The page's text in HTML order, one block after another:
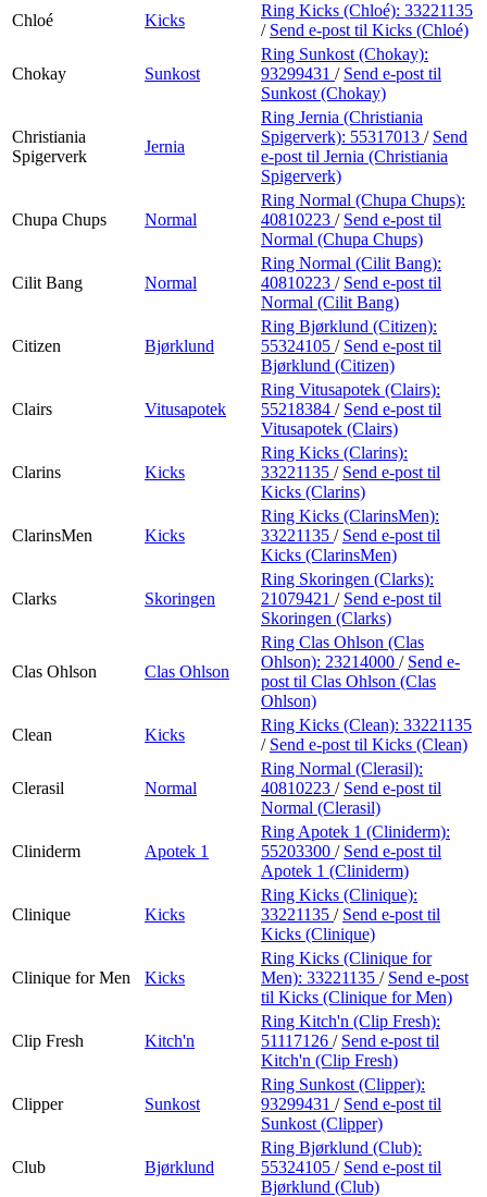
Chloé Kicks
Ring Kicks (Chloé): 33221135
/ Send e-post til Kicks (Chloé)
Chokay Sunkost
Ring Sunkost (Chokay):
93299431 / Send e-post til
Sunkost (Chokay)
Christiania
Spigerverk
Jernia
Ring Jernia (Christiania
Spigerverk): 55317013 / Send
e-post til Jernia (Christiania
Spigerverk)
Chupa Chups Normal
Ring Normal (Chupa Chups):
40810223 / Send e-post til
Normal (Chupa Chups)
Cilit Bang Normal
Ring Normal (Cilit Bang):
40810223 / Send e-post til
Normal (Cilit Bang)
Citizen Bjørklund
Ring Bjørklund (Citizen):
55324105 / Send e-post til
Bjørklund (Citizen)
Clairs Vitusapotek
Ring Vitusapotek (Clairs):
55218384 / Send e-post til
Vitusapotek (Clairs)
Clarins Kicks
Ring Kicks (Clarins):
33221135 / Send e-post til
Kicks (Clarins)
ClarinsMen Kicks
Ring Kicks (ClarinsMen):
33221135 / Send e-post til
Kicks (ClarinsMen)
Clarks Skoringen
Ring Skoringen (Clarks):
21079421 / Send e-post til
Skoringen (Clarks)
Clas Ohlson Clas Ohlson
Ring Clas Ohlson (Clas
Ohlson): 23214000 / Send e-
post til Clas Ohlson (Clas
Ohlson)
Clean
Kicks
Ring Kicks (Clean): 33221135
/ Send e-post til Kicks (Clean)
Clerasil Normal
Ring Normal (Clerasil):
40810223 / Send e-post til
Normal (Clerasil)
Cliniderm Apotek 1
Ring Apotek 1 (Cliniderm):
55203300 / Send e-post til
Apotek 1 (Cliniderm)
Clinique Kicks
Ring Kicks (Clinique):
33221135 / Send e-post til
Kicks (Clinique)
Clinique for Men Kicks
Ring Kicks (Clinique for
Men): 33221135 / Send e-post
til Kicks (Clinique for Men)
Clip Fresh Kitch'n
Ring Kitch'n (Clip Fresh):
51117126 / Send e-post til
Kitch'n (Clip Fresh)
Clipper Sunkost
Ring Sunkost (Clipper):
93299431 / Send e-post til
Sunkost (Clipper)
Club Bjørklund
Ring Bjørklund (Club):
55324105 / Send e-post til
Bjørklund (Club)